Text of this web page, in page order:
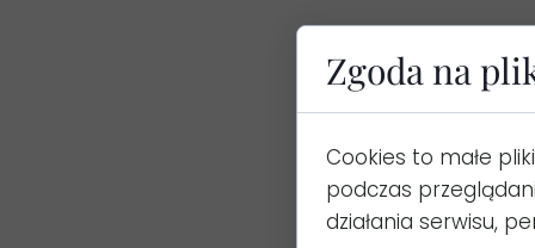
Zgoda na
Cookies to małe
podczas
działania serwisu,